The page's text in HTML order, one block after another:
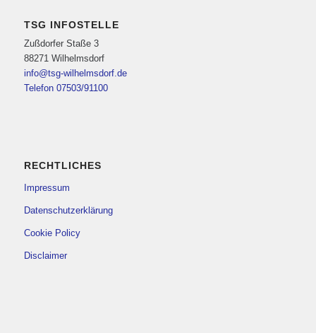
TSG INFOSTELLE
Zußdorfer Staße 3
88271 Wilhelmsdorf
info@tsg-wilhelmsdorf.de
Telefon 07503/91100
RECHTLICHES
Impressum
Datenschutzerklärung
Cookie Policy
Disclaimer